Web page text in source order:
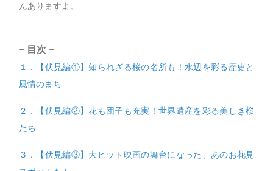
んありますよ。
− 目次 −
１．【伏見編①】知られざる桜の名所も！水辺を彩る歴史と
風情のまち
２．【伏見編②】花も団子も充実！世界遺産を彩る美しき桜
たち
３．【伏見編③】大ヒット映画の舞台になった、あのお花見